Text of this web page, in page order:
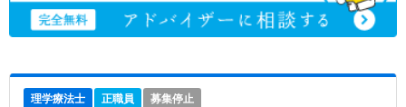
理学療法士 正職員 募集停止